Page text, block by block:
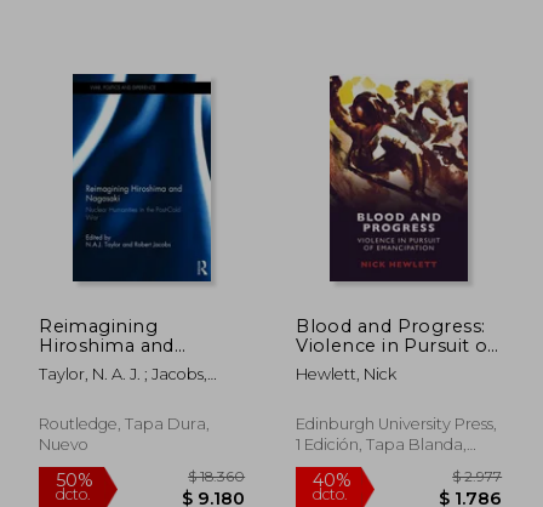
Reimagining
Hiroshima and
Nagasaki: Nuclear
Humanities in the
Inglés)
Taylor, N. A. J. ; Jacobs,
Routledge, Tapa Dura,
Nuevo
Blood and Progress:
Violence in Pursuit of
Emancipation (en
Inglés)
Hewlett, Nick
Edinburgh University Press,
1 Edición, Tapa Blanda,
Nuevo